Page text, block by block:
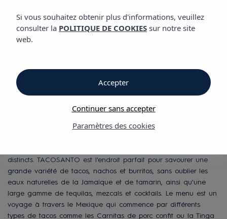
touche d'audace
bord de la piscine
Découvrez cette délicieuse offre gastronomique aux riches
Playa d’en Bossa se trouve notre restaurant de cuisine
mexicaine authentique, TACOSANTO. Ce lieu à l’ambiance
distincts. TACOSANTO est l'endroit parfait pour savourer une
grande variété de tacos, nachos et burritos, sans oublier les
eaux naturelles de la Jamaïque et de tamarin, ainsi qu'une
large gamme de tequilas, mezcals et cocktails. Le menu est un
voyage à travers le Mexique qui commence par différents
types de tacos comme les Carnitas de porc confit ou la Tinga
Si vous souhaitez obtenir plus d'informations, veuillez
consulter la POLITIQUE DE COOKIES sur notre site
web.
Paramètres des cookies
Continuer sans accepter
Accepter